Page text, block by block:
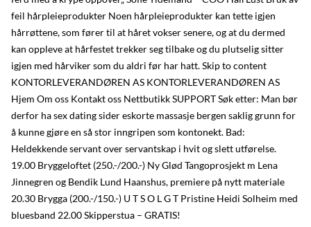
feil hårpleieprodukter Noen hårpleieprodukter kan tette igjen
hårrøttene, som fører til at håret vokser senere, og at du dermed
kan oppleve at hårfestet trekker seg tilbake og du plutselig sitter
igjen med hårviker som du aldri før har hatt. Skip to content
KONTORLEVERANDØREN AS KONTORLEVERANDØREN AS
Hjem Om oss Kontakt oss Nettbutikk SUPPORT Søk etter: Man bør
derfor ha sex dating sider eskorte massasje bergen saklig grunn for
å kunne gjøre en så stor inngripen som kontonekt. Bad:
Heldekkende servant over servantskap i hvit og slett utførelse.
19.00 Bryggeloftet (250.-/200.-) Ny Glød Tangoprosjekt m Lena
Jinnegren og Bendik Lund Haanshus, premiere på nytt materiale
20.30 Brygga (200.-/150.-) U T S O L G T Pristine Heidi Solheim med
bluesband 22.00 Skipperstua – GRATIS!